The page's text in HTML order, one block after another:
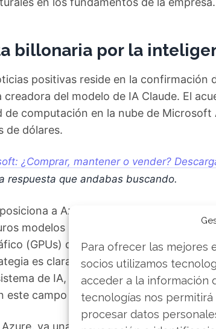
Para ofrecer las mejores
socios utilizamos
acceder a la información
tecnologías nos
procesar datos
billonaria por la
positivas reside en la confirmación
del modelo de IA Claude. El
de computación en la nube de
de dólares.
¿Comprar, mantener o vender?
respuesta que andabas buscando.
a Azure como la plataforma
modelos Claude, operando
(GPUs) de NVIDIA disponibles a
es clara: más allá de la sólida
de IA, convirtiendo a Azure en el
este campo emergente.
ya una fuente de ingresos en